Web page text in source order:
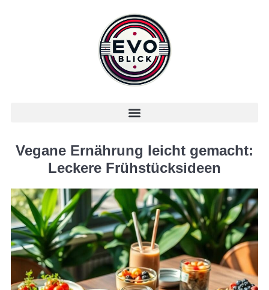
Vegane Ernährung leicht gemacht:
Leckere Frühstücksideen